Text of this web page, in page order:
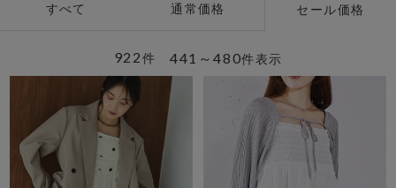
すべて 通常価格 セール価格
441～480件表示
922件